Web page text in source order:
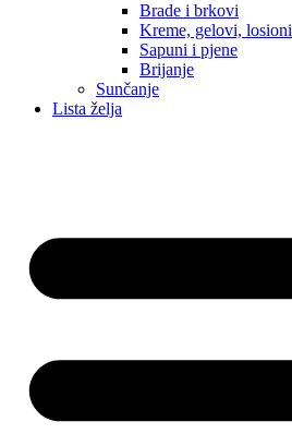
Brade i brkovi
Kreme, gelovi, losioni
Sapuni i pjene
Brijanje
Sunčanje
Lista želja